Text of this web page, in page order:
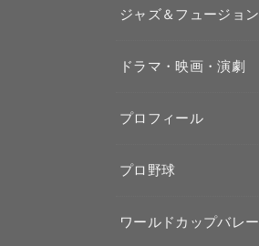
ジャズ＆フュージョン
ドラマ・映画・演劇
プロフィール
プロ野球
ワールドカップバレー